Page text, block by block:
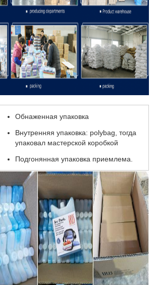
Обнаженная упаковка
Внутренняя упаковка: polybag, тогда
упаковал мастерской коробкой
Подгонянная упаковка приемлема.